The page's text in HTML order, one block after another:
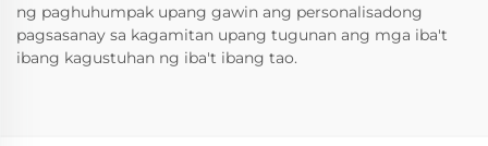
ng paghuhumpak upang gawin ang personalisadong
pagsasanay sa kagamitan upang tugunan ang mga iba't
ibang kagustuhan ng iba't ibang tao.